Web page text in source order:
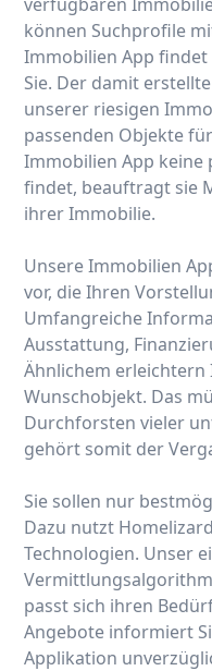
können Suchprofile
Immobilien App
Sie. Der damit
unserer riesigen
passenden Objekte
Immobilien App
findet, beauftragt sie
ihrer Immobilie.
Unsere Immobilien
vor, die Ihren
Umfangreiche
Ausstattung,
Ähnlichem
Wunschobjekt. Das
Durchforsten vieler
gehört somit der
Sie sollen nur
Dazu nutzt
Technologien. Unser
passt sich ihren
Angebote informiert
Applikation